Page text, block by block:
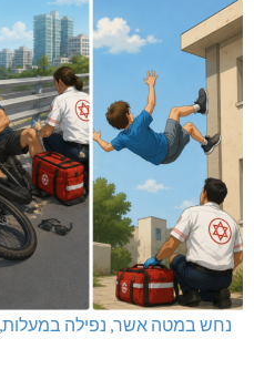
נחש במטה אשר, נפילה